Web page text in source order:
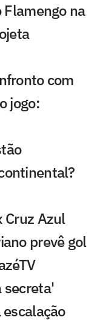
na
com
jogo:
Cruz Azul
prevê gol
secreta'